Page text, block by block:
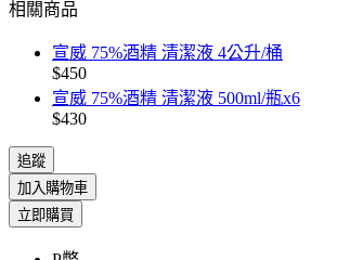
相關商品
宣威 75%酒精 清潔液 4公升/桶
$450
宣威 75%酒精 清潔液 500ml/瓶x6
$430
追蹤
加入購物車
立即購買